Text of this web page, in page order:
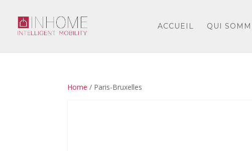
ACCUEIL QUI
Home / Paris-Bruxelles